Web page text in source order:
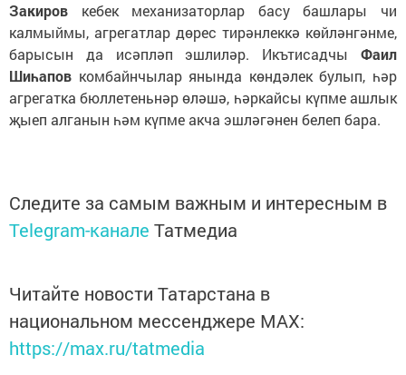
Закиров кебек механизаторлар басу башлары чи
калмыймы, агрегатлар дөрес тирәнлеккә көйләнгәнме,
барысын да исәпләп эшлиләр. Икътисадчы Фаил
Шиһапов комбайнчылар янында көндәлек булып, һәр
агрегатка бюллетеньнәр өләшә, һәркайсы күпме ашлык
җыеп алганын һәм күпме акча эшләгәнен белеп бара.
Следите за самым важным и интересным в
Telegram-канале Татмедиа
Читайте новости Татарстана в
национальном мессенджере MАХ:
https://max.ru/tatmedia